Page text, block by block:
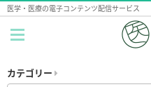
医学・医療の電子コンテンツ配信サービス
カテゴリー